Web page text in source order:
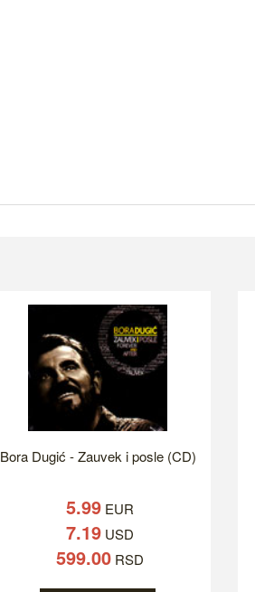
Bora Dugić - Zauvek i posle (CD)
5.99 EUR
7.19 USD
599.00 RSD